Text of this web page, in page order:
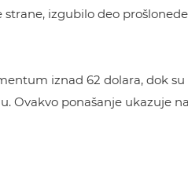
izgubilo deo
iznad 62 dolara, dok
Ovakvo ponašanje ukazuje